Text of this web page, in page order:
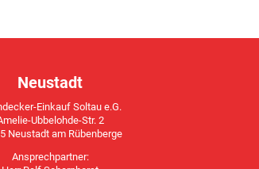
Neustadt
Einkauf Soltau e.G.
Ubbelohde-Str. 2
Neustadt am Rübenberge
Ansprechpartner: